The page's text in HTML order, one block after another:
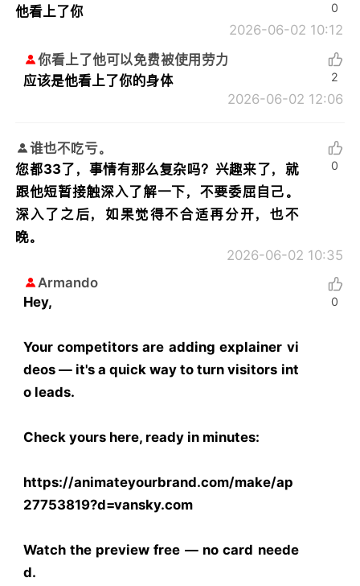
他看上了你
2026-06-02 10:12
0
你看上了他可以免费被使用劳力
应该是他看上了你的身体
2026-06-02 12:06
2
谁也不吃亏。
您都33了，事情有那么复杂吗？兴趣来了，就
跟他短暂接触深入了解一下，不要委屈自己。
深入了之后，如果觉得不合适再分开，也不
晚。
2026-06-02 10:35
0
Armando
Hey,
Your competitors are adding explainer vi
deos — it's a quick way to turn visitors int
o leads.
Check yours here, ready in minutes:
https://animateyourbrand.com/make/ap
27753819?d=vansky.com
Watch the preview free — no card neede
d.
0